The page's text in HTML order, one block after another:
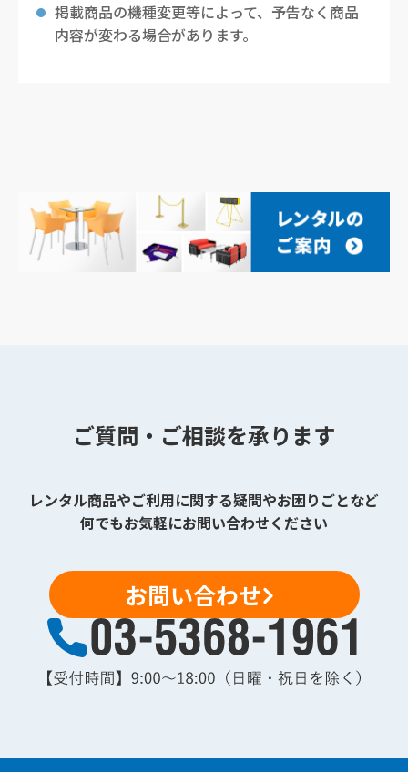
掲載商品の機種変更等によって、予告なく商品
内容が変わる場合があります。
ご質問・ご相談を承ります
レンタル商品やご利用に関する疑問やお困りごとなど
何でもお気軽にお問い合わせください
お問い合わせ